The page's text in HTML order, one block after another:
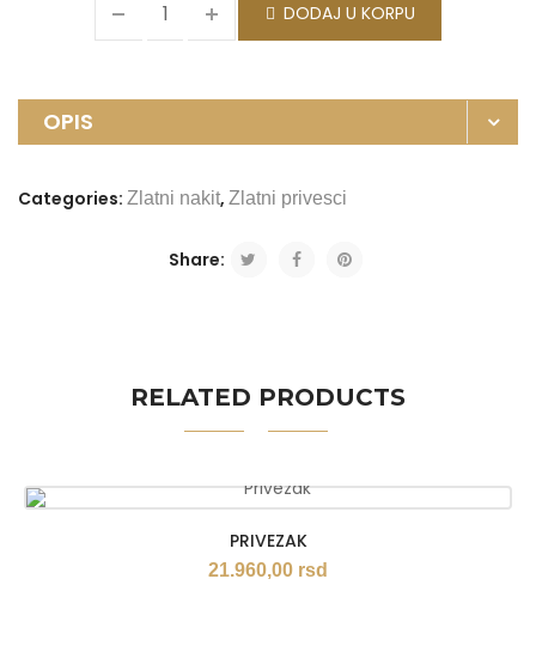
DODAJ U KORPU
OPIS
Categories: Zlatni nakit, Zlatni privesci
Share:
RELATED PRODUCTS
PRIVEZAK
21.960,00 rsd